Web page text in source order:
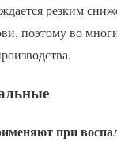
резким
поэтому во
при